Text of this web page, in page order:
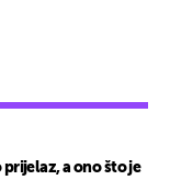
a ono što je